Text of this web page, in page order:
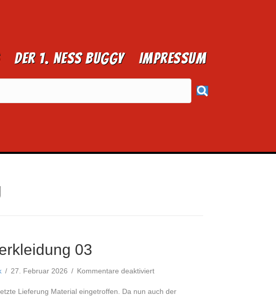
Der 1. NESS BUGGY Impressum
03
/ 27. Februar 2026 / Kommentare deaktiviertfür
03
Lieferung Material eingetroffen. Da nun auch der